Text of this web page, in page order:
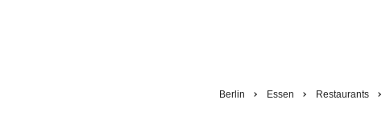
Berlin Essen Restaurants